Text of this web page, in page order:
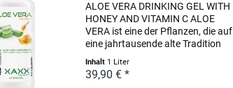
ALOE VERA DRINKING GEL WITH
HONEY AND VITAMIN C ALOE
VERA ist eine der Pflanzen, die auf
eine jahrtausende alte Tradition
und Erfahrung zurückblickt. Ob
nun bei den alten Ägyptern, den
Atzteken, Columbus oder in
Inhalt 1 Liter
39,90 € *